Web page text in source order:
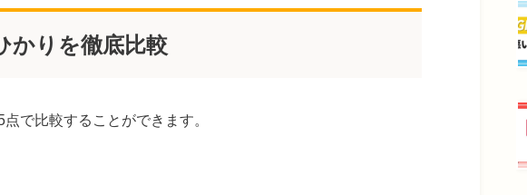
かりを徹底比較
で比較することができます。